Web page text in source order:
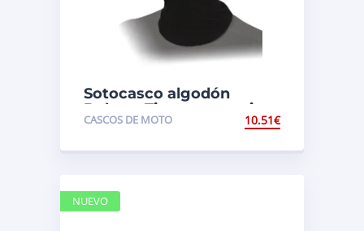
Sotocasco algodón
Deluxe. Tipo panoramico
Oxford OF469
CASCOS DE MOTO 10.51€
NUEVO